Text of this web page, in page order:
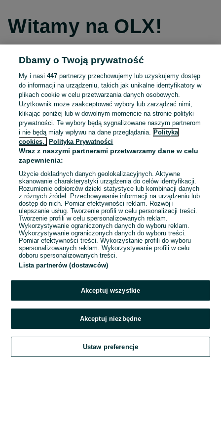
Witamy na OLX!
Kontynuuj przez Facebooka
Kontynuuj przez konto Apple
Kontynuuj przez konto Google
LUB
E-mail
Hasło
Zaloguj się
Kontynuując za pośrednictwem jednego z dostawców wskazanych powyżej,
OLX.pl w jego aktualnym brzmieniu.
Dbamy o Twoją prywatność
My i nasi447 partnerzy przechowujemy lub uzyskujemy dostęp
do informacji na urządzeniu, takich jak unikalne identyfikatory w
plikach cookie w celu przetwarzania danych osobowych.
Użytkownik może zaakceptować wybory lub zarządzać nimi,
klikając poniżej lub w dowolnym momencie na stronie polityki
prywatności. Te wybory będą sygnalizowane naszym partnerom
i nie będą miały wpływu na dane przeglądania.
Polityka
cookies,
Polityka Prywatności
Wraz z naszymi partnerami przetwarzamy dane w celu
zapewnienia:
Użycie dokładnych danych geolokalizacyjnych. Aktywne
skanowanie charakterystyki urządzenia do celów identyfikacji.
Rozumienie odbiorców dzięki statystyce lub kombinacji danych
z różnych źródeł. Przechowywanie informacji na urządzeniu lub
dostęp do nich. Pomiar efektywności reklam. Rozwój i
ulepszanie usług. Tworzenie profili w celu personalizacji treści.
Tworzenie profili w celu spersonalizowanych reklam.
Wykorzystywanie ograniczonych danych do wyboru reklam.
Wykorzystywanie ograniczonych danych do wyboru treści.
Pomiar efektywności treści. Wykorzystanie profili do wyboru
spersonalizowanych reklam. Wykorzystywanie profili w celu
doboru spersonalizowanych treści.
Lista partnerów (dostawców)
Akceptuj wszystkie
Akceptuj niezbędne
Ustaw preferencje